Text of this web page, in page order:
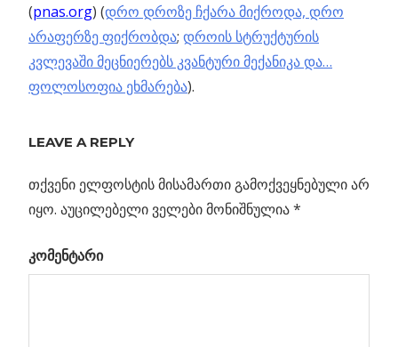
(pnas.org) (დრო დროზე ჩქარა მიქროდა, დრო
არაფერზე ფიქრობდა; დროის სტრუქტურის
კვლევაში მეცნიერებს კვანტური მექანიკა და…
ფოლოსოფია ეხმარება).
ნავიგაცია
Previous
ბნელი
სიგნალი
ანდრომედას
LEAVE A REPLY
თქვენი ელფოსტის მისამართი გამოქვეყნებული არ
იყო. აუცილებელი ველები მონიშნულია*
კომენტარი